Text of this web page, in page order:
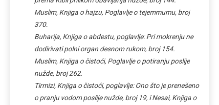
Muslim, Knjiga o hajzu, Poglavlje o tejemmumu, broj
370.
Buharija, Knjiga o abdestu, poglavlje: Pri mokrenju ne
dodirivati polni organ desnom rukom, broj 154.
Muslim, Knjiga o čistoći, Poglavlje o potiranju poslije
nužde, broj 262.
Tirmizi, Knjiga o čistoći, poglavlje: Ono što je prenešeno
o pranju vodom poslije nužde, broj 19, i Nesai, Knjiga o